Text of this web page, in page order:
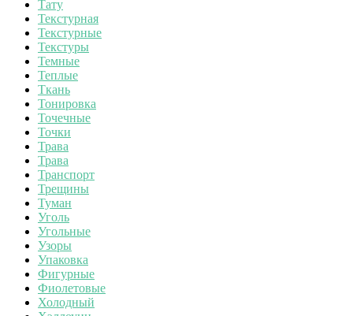
Тату
Текстурная
Текстурные
Текстуры
Темные
Теплые
Ткань
Тонировка
Точечные
Точки
Трава
Трава
Транспорт
Трещины
Туман
Уголь
Угольные
Узоры
Упаковка
Фигурные
Фиолетовые
Холодный